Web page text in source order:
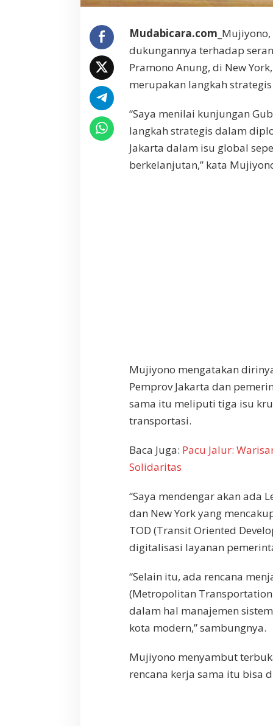
w
o
k
L
e
t
K
n
j
Mudabicara.com_ Mujiyono,
dukungannya terhadap
Pramono Anung, di New
merupakan langkah
“Saya menilai kunjungan
langkah strategis dalam
Jakarta dalam isu global
berkelanjutan,” kata
Mujiyono mengatakan
Pemprov Jakarta dan
sama itu meliputi tiga isu
transportasi.
Baca Juga: Pacu Jalur:
Solidaritas
“Saya mendengar akan ada
dan New York yang
TOD (Transit Oriented
digitalisasi layanan
“Selain itu, ada rencana
(Metropolitan Transportation
dalam hal manajemen
kota modern,” sambungnya.
Mujiyono menyambut
rencana kerja sama itu bisa